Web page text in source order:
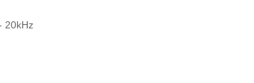
20kHz